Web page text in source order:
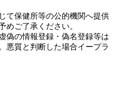
て保健所等の公的機関へ提供
めご了承ください。
偽の情報登録・偽名登録等は
悪質と判断した場合イープラ